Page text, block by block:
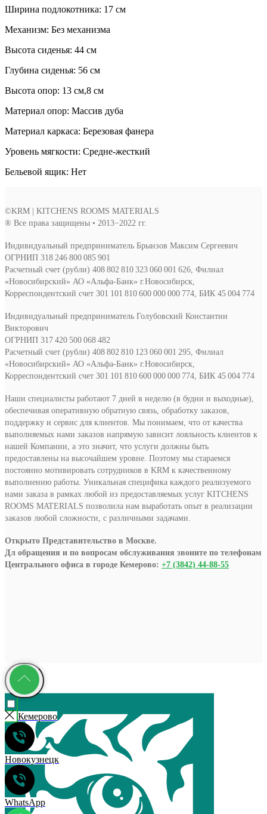
Ширина подлокотника: 17 см
Mеханизм: Без механизма
Высота сиденья: 44 см
Глубина сиденья: 56 см
Высота опор: 13 см,8 см
Материал опор: Массив дуба
Материал каркаса: Березовая фанера
Уровень мягкости: Средне-жесткий
Бельевой ящик: Нет
©KRM | KITCHENS ROOMS MATERIALS
® Все права защищены • 2013−2022 гг.
Индивидуальный предприниматель Брынзов Максим Сергеевич
ОГРНИП 318 246 800 085 901
Расчетный счет (рубли) 408 802 810 323 060 001 626, Филиал
«Новосибирский» АО «Альфа-Банк» г.Новосибирск,
Корреспондентский счет 301 101 810 600 000 000 774, БИК 45 004 774
Индивидуальный предприниматель Голубовский Константин
Викторович
ОГРНИП 317 420 500 068 482
Расчетный счет (рубли) 408 802 810 123 060 001 295, Филиал
«Новосибирский» АО «Альфа-Банк» г.Новосибирск,
Корреспондентский счет 301 101 810 600 000 000 774, БИК 45 004 774
Наши специалисты работают 7 дней в неделю (в будни и выходные),
обеспечивая оперативную обратную связь, обработку заказов,
поддержку и сервис для клиентов. Мы понимаем, что от качества
выполняемых нами заказов напрямую зависит лояльность клиентов к
нашей Компании, а это значит, что услуги должны быть
предоставлены на высочайшем уровне. Поэтому мы стараемся
постоянно мотивировать сотрудников в KRM к качественному
выполнению работы. Уникальная специфика каждого реализуемого
нами заказа в рамках любой из предоставляемых услуг KITCHENS
ROOMS MATERIALS позволила нам выработать опыт в реализации
заказов любой сложности, с различными задачами.
Открыто Представительство в Москве.
Дл обращения и по вопросам обслуживания звоните по телефонам
Центрального офиса в городе Кемерово: +7 (3842) 44-88-55
Кемерово
Новокузнецк
WhatsApp